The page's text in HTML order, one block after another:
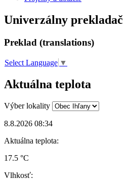
Univerzálny prekladač
Preklad (translations)
Select Language ▼
Aktuálna teplota
Výber lokality
8.8.2026 08:34
Aktuálna teplota:
17.5 °C
Vlhkosť: